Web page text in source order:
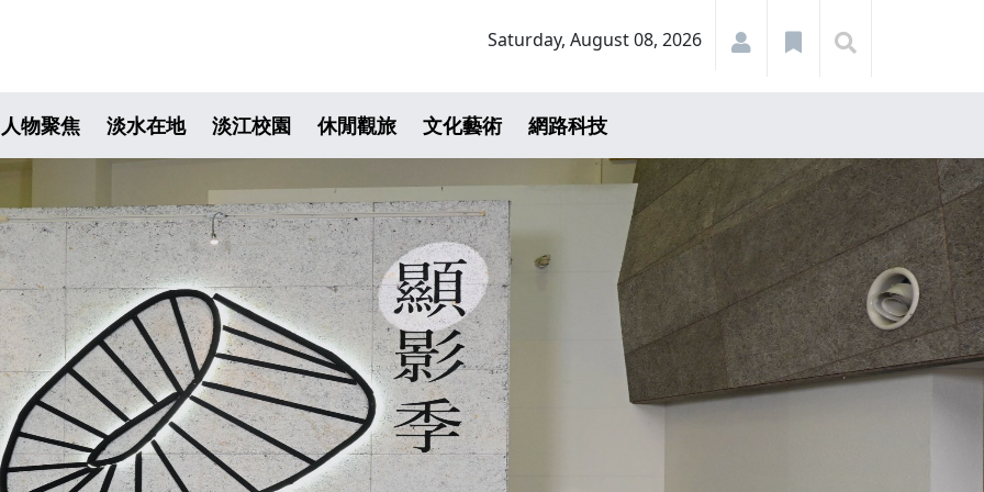
Saturday, August 08, 2026
人物聚焦 淡水在地 淡江校園 休閒觀旅 文化藝術 網路科技